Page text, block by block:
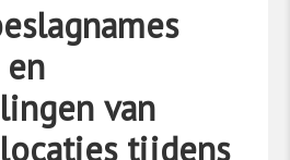
van
tijdens